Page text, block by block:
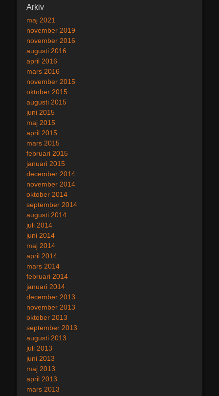
Arkiv
maj 2021
november 2019
november 2016
augusti 2016
april 2016
mars 2016
november 2015
oktober 2015
augusti 2015
juni 2015
maj 2015
april 2015
mars 2015
februari 2015
januari 2015
december 2014
november 2014
oktober 2014
september 2014
augusti 2014
juli 2014
juni 2014
maj 2014
april 2014
mars 2014
februari 2014
januari 2014
december 2013
november 2013
oktober 2013
september 2013
augusti 2013
juli 2013
juni 2013
maj 2013
april 2013
mars 2013